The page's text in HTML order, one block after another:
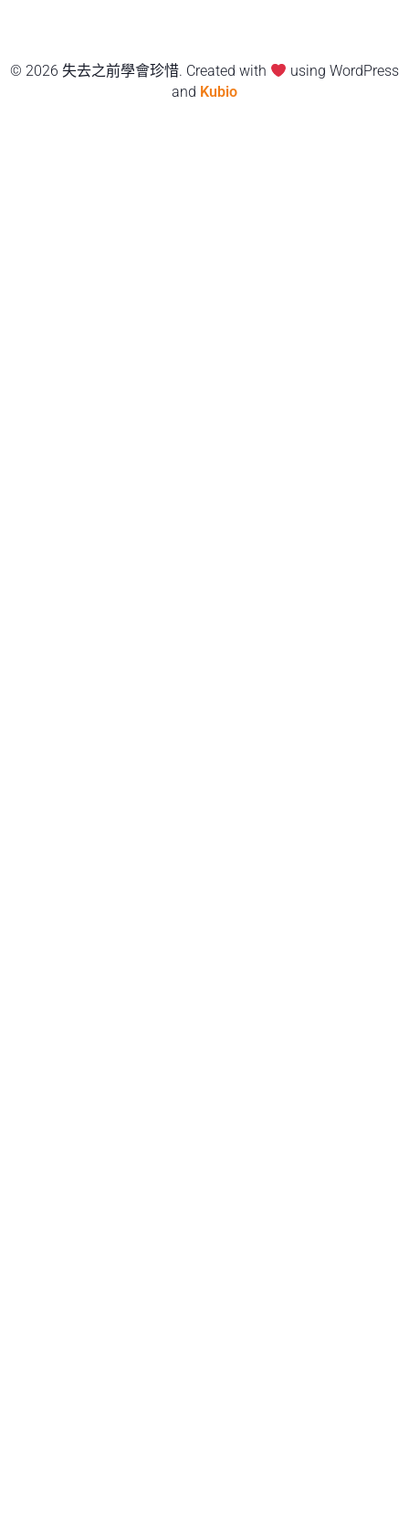
© 2026 失去之前學會珍惜. Created with
using WordPress
and Kubio